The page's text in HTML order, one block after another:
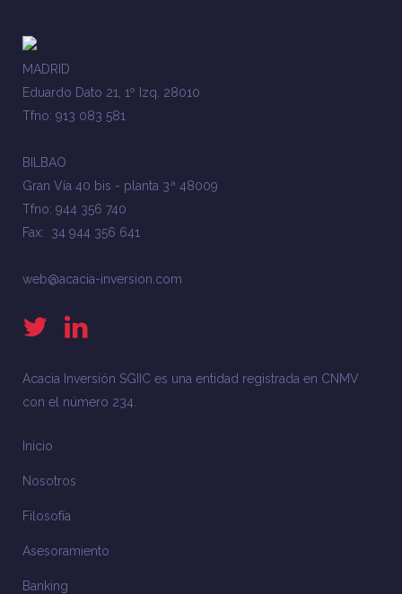
MADRID
Eduardo Dato 21, 1º Izq. 28010
Tfno: 913 083 581
BILBAO
Gran Vía 40 bis - planta 3ª 48009
Tfno: 944 356 740
Fax: 34 944 356 641
web@acacia-inversion.com
Acacia Inversión SGIIC es una entidad registrada en CNMV
con el número 234.
Inicio
Nosotros
Filosofía
Asesoramiento
Banking